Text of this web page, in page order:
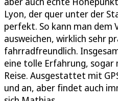
Lyon, der quer unter der
perfekt. So kann man dem
ausweichen, wirklich sehr
fahrradfreundlich.
eine tolle Erfahrung, sogar
Reise. Ausgestattet mit
und an, aber findet auch